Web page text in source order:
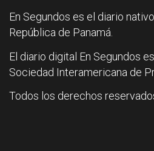
En Segundos es el diario
República de Panamá.
El diario digital En Segundos
Sociedad Interamericana de
Todos los derechos